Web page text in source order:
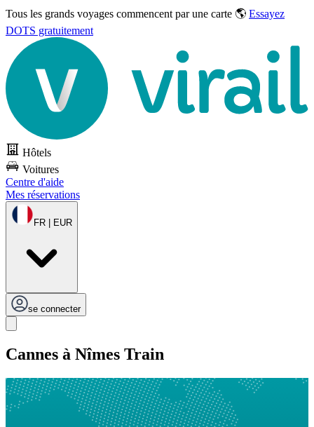
Tous les grands voyages commencent par une carte 🌎 Essayez
DOTS gratuitement
Hôtels
Voitures
Centre d'aide
Mes réservations
FR | EUR
se connecter
Cannes à Nîmes Train